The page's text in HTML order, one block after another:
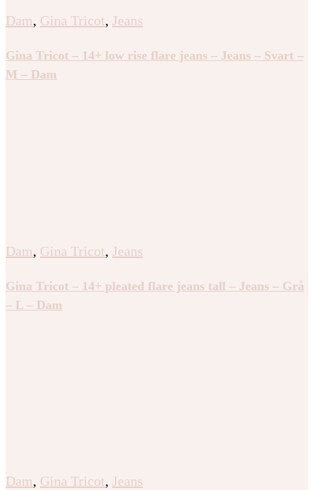
Dam, Gina Tricot, Jeans
Gina Tricot – 14+ low rise flare jeans – Jeans – Svart –
M – Dam
Dam, Gina Tricot, Jeans
Gina Tricot – 14+ pleated flare jeans tall – Jeans – Grå
– L – Dam
Dam, Gina Tricot, Jeans